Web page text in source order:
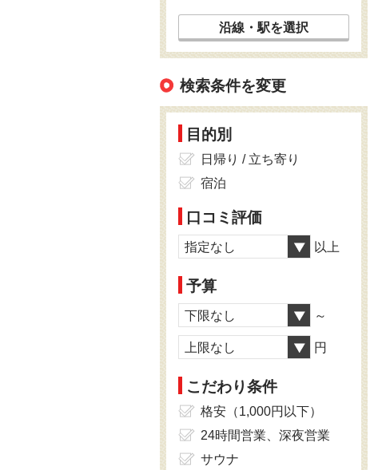
沿線・駅を選択
検索条件を変更
目的別
日帰り / 立ち寄り
宿泊
口コミ評価
指定なし 以上
予算
下限なし ～
上限なし 円
こだわり条件
格安（1,000円以下）
24時間営業、深夜営業
サウナ